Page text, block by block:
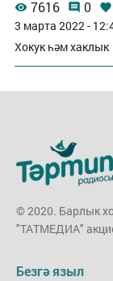
7616 0
3 марта 2022 -
Хокук һәм хаклык
© 2020. Барлык
"ТАТМЕДИА"
Безгә языл